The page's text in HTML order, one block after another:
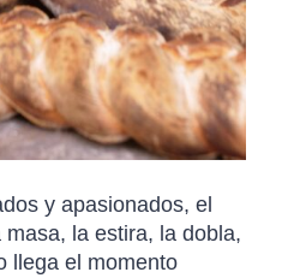
y apasionados, el
la estira, la dobla,
llega el momento